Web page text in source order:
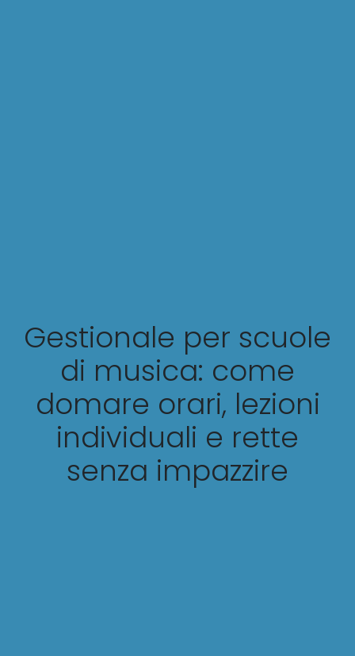
Gestionale per scuole
di musica: come
domare orari, lezioni
individuali e rette
senza impazzire